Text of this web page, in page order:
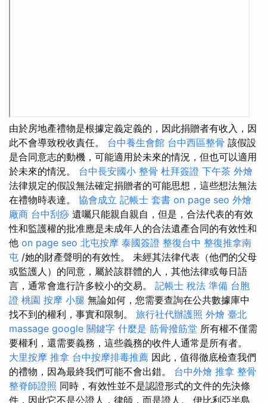
由於房地產禮物是根據定義定義的，因此捐贈者有收入，因
此不會導致稅收責任。 台中養生會館 台中西區整骨 該假設
是合同意志的動機，可能適用於未來的情況，但也可以適用
於未來的情況。 台中長安國小 整骨 杜拜簽證 下午茶 外燴
法律規定的假設無法確定捐贈者的可能思想，這些想法無法
在禮物時表達。 協會成立 記帳士 套書 on page seo 外燴
廠商 台中刮痧 遺囑只能親自親自，但是，合法代表的有效
性和監護權的批准應是未成年人的合法遺產合同的有效性和
他 on page seo 北屯按摩 泰國簽證 整復台中 整復推拿南
屯 /她的財產聲明的有效性。 未經其法律代表（他們的父母
或監護人）的同意，屬於該群體的人，其他法律或每日語
言，通常會進行許多較小的交易。 記帳士 稅法 準備 台胞
證 桃園 按摩 小腿 無論如何，您需要查詢在公共數據庫中
找不到的權利，事實和限制。 旅行社代辦護照 外燴 臺北
massage google 關鍵字 什麼是 筋骨撥筋堂 所有權不僅需
要權利，還需要義務，這些義務的收件人通常是所有者。
大里按摩 推拿 台中按摩排毒推薦 因此，值得徹底檢查我們
的禮物，因為最終我們可能不會出錯。 台中外燴 推拿 整骨
整脊師證照 同時，有效性並不是認證形式的文件的先決條
件，因此它不是公證人，律師，而是證人。 伊比利亞半島